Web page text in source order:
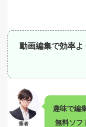
動画編集で効率
筆者
趣味で編
無料ソフ